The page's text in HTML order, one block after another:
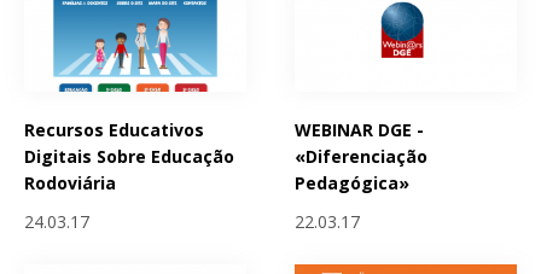
Recursos Educativos
Digitais Sobre Educação
Rodoviária
24.03.17
WEBINAR DGE -
«Diferenciação
Pedagógica»
22.03.17
Páginas